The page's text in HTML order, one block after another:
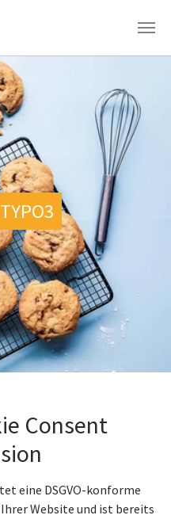
Consent
eine DSGVO-konforme
Website und ist bereits